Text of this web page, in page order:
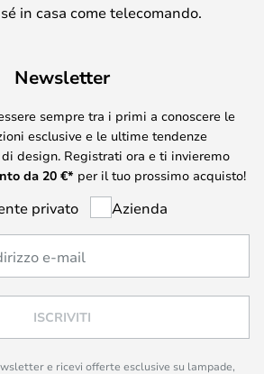
in casa come telecomando.
Newsletter
sempre tra i primi a conoscere le
esclusive e le ultime tendenze
design. Registrati ora e ti invieremo
da 20 €* per il tuo prossimo acquisto!
privato Azienda
ISCRIVITI
e ricevi offerte esclusive su lampade,